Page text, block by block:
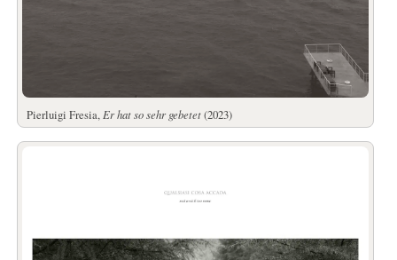
Pierluigi Fresia, Er hat so sehr gebetet(2023)